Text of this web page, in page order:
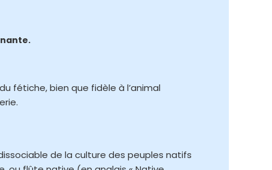
fétiche, bien que fidèle à l’animal
de la culture des peuples natifs